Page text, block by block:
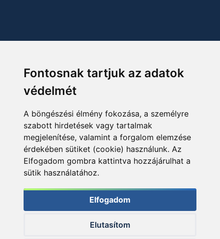
Fontosnak tartjuk az adatok
védelmét
A böngészési élmény fokozása, a személyre
szabott hirdetések vagy tartalmak
megjelenítése, valamint a forgalom elemzése
érdekében sütiket (cookie) használunk. Az
Elfogadom gombra kattintva hozzájárulhat a
sütik használatához.
Elfogadom
Elutasítom